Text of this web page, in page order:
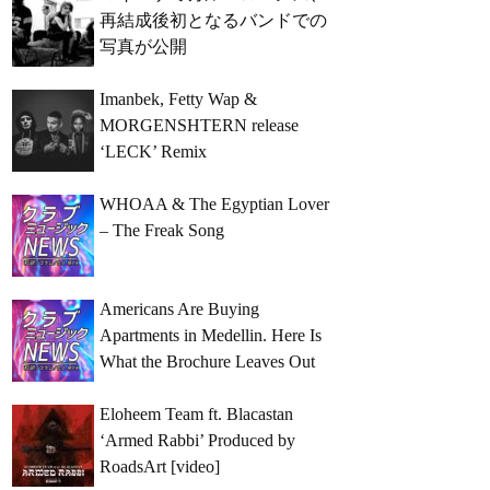
再結成後初となるバンドでの
写真が公開
Imanbek, Fetty Wap &
MORGENSHTERN release
‘LECK’ Remix
WHOAA & The Egyptian Lover
– The Freak Song
Americans Are Buying
Apartments in Medellin. Here Is
What the Brochure Leaves Out
Eloheem Team ft. Blacastan
‘Armed Rabbi’ Produced by
RoadsArt [video]